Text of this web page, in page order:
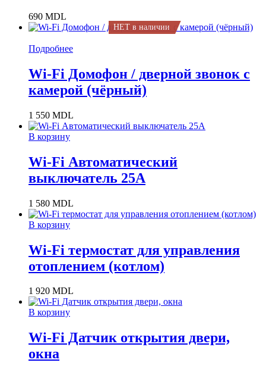
690 MDL
НЕТ в наличии
Подробнее
Wi-Fi Домофон / дверной звонок с
камерой (чёрный)
1 550 MDL
В корзину
Wi-Fi Автоматический
выключатель 25А
1 580 MDL
В корзину
Wi-Fi термостат для управления
отоплением (котлом)
1 920 MDL
В корзину
Wi-Fi Датчик открытия двери,
окна